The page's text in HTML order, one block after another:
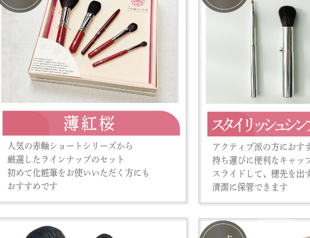
【お問合せ窓口】
TEL： 072-332-3460
MAIL：info@sakurado.kyoto.jp
[対応時間] 平日10:00-16:00
[休 業 日] 土曜・日曜・祝祭日
何卒、ご理解、ご協力のほどよろしくお願い申し上げます。
当店では、正規販売店で使用しております商品画像の著作権は当社にあり、転売目
ております。
転売目的の疑いのある購入や買い占め行為と判断した場合、ご注文完了後であって
く場合がございます。
また、不正な転売行為が発覚した際には、以降の商品ご購入をお断りする場合がござ